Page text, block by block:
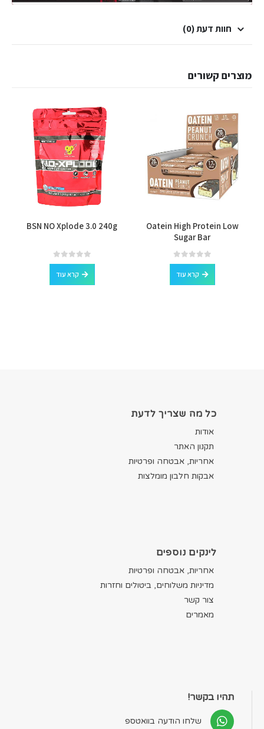
חוות דעת (0)
מוצרים קשורים
Oatein High Protein Low
Sugar Bar
0
out of 5
קרא עוד
BSN NO Xplode 3.0 240g
0
out of 5
קרא עוד
כל מה שצריך לדעת
אודות
תקנון האתר
אחריות, אבטחה ופרטיות
אבקות חלבון מומלצות
לינקים נוספים
אחריות, אבטחה ופרטיות
מדיניות משלוחים, ביטולים וחזרות
צור קשר
מאמרים
תהיו בקשר!
שלחו הודעה בוואטספ